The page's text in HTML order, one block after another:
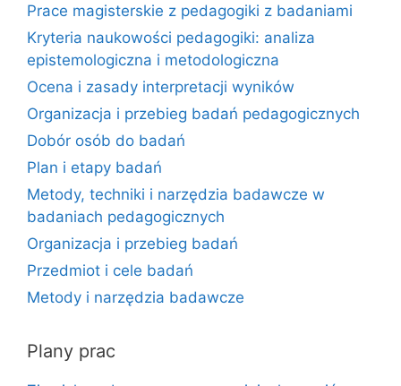
Prace magisterskie z pedagogiki z badaniami
Kryteria naukowości pedagogiki: analiza
epistemologiczna i metodologiczna
Ocena i zasady interpretacji wyników
Organizacja i przebieg badań pedagogicznych
Dobór osób do badań
Plan i etapy badań
Metody, techniki i narzędzia badawcze w
badaniach pedagogicznych
Organizacja i przebieg badań
Przedmiot i cele badań
Metody i narzędzia badawcze
Plany prac